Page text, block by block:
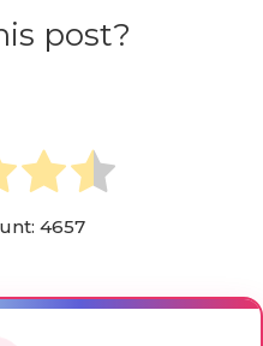
post?
4657